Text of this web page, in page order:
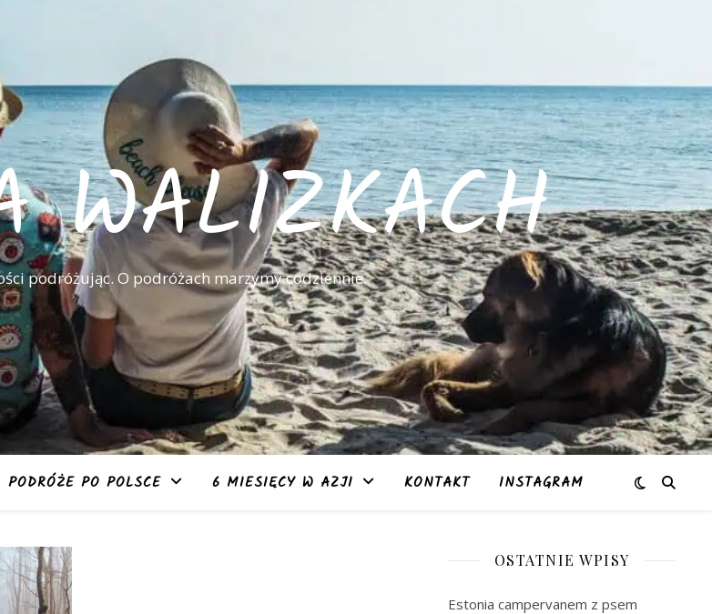
WALIZKACH
podróżując. O podróżach marzymy codziennie.
PODRÓŻE PO POLSCE 6 MIESIĘCY W AZJI KONTAKT INSTAGRAM
OSTATNIE WPISY
Estonia campervanem z psem